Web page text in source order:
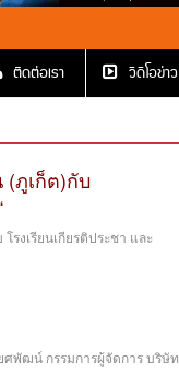
ติดต่อเรา วีดีโอข่าว
ภูเก็ต)กับ
งเรียนเกียรติประชา และ
ศพัฒน์ กรรมการผู้จัดการ บริษัท